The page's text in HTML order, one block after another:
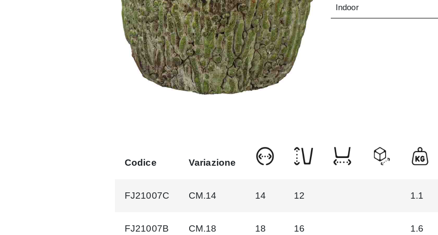
Indoor
Codice Variazione
FJ21007C CM.14 14 12 1.1
FJ21007B CM.18 18 16 1.6